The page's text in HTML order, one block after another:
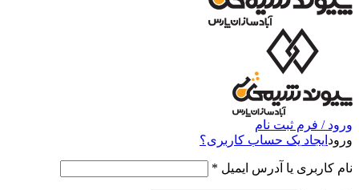
ورود / فرم ثبت نام
ورود ایجاد یک حساب کاربری؟
نام کاربری یا آدرس ایمیل *